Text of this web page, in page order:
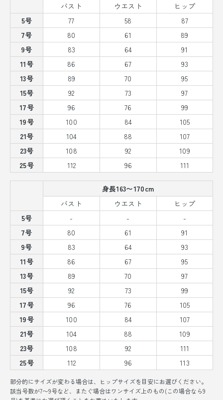
バスト
ウエスト
ヒップ
5号
77 58
87
7号
80 61
89
9号
83 64
91
11号
86 67
93
13号
89 70
95
15号
92 73
97
17号
96 76
99
19号
100 84
105
21号
104 88
107
23号
108 92
109
25号
112 96 111
身長163〜170cm
バスト
ウエスト
ヒップ
5号
- -
-
7号
80 61
91
9号
83 64
93
11号
86 67
95
13号
89 70
97
15号
92 73
99
17号
96 76
105
19号
100 84
107
21号
104 88
109
23号
108 92
111
25号
112 96 113
部分的にサイズが変わる場合は、ヒップサイズを目安にお選びください。
該当号数が7〜9号など、またぐ場合はワンサイズ上のもの(この場合なら9